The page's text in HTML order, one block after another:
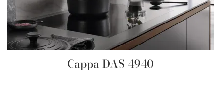
Cappa DAS 4940